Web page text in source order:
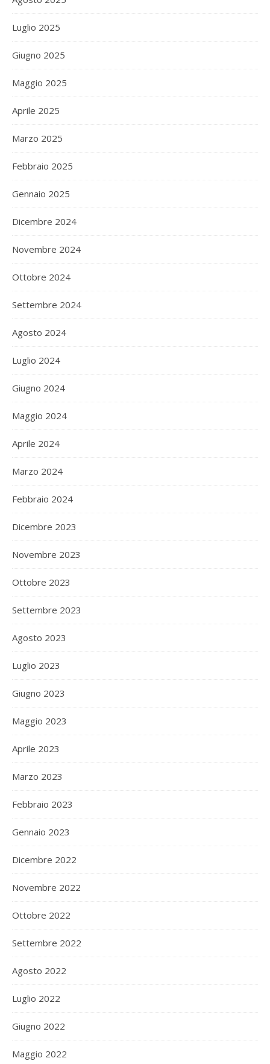
Luglio 2025
Giugno 2025
Maggio 2025
Aprile 2025
Marzo 2025
Febbraio 2025
Gennaio 2025
Dicembre 2024
Novembre 2024
Ottobre 2024
Settembre 2024
Agosto 2024
Luglio 2024
Giugno 2024
Maggio 2024
Aprile 2024
Marzo 2024
Febbraio 2024
Dicembre 2023
Novembre 2023
Ottobre 2023
Settembre 2023
Agosto 2023
Luglio 2023
Giugno 2023
Maggio 2023
Aprile 2023
Marzo 2023
Febbraio 2023
Gennaio 2023
Dicembre 2022
Novembre 2022
Ottobre 2022
Settembre 2022
Agosto 2022
Luglio 2022
Giugno 2022
Maggio 2022